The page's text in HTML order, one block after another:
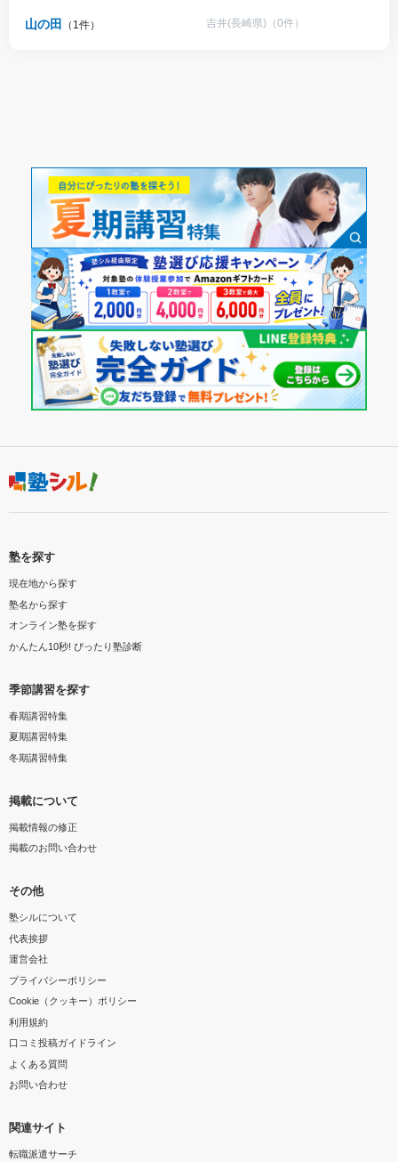
山の田 （1件） 吉井(長崎県)（0件）
塾を探す
現在地から探す
塾名から探す
オンライン塾を探す
かんたん10秒! ぴったり塾診断
季節講習を探す
春期講習特集
夏期講習特集
冬期講習特集
掲載について
掲載情報の修正
掲載のお問い合わせ
その他
塾シルについて
代表挨拶
運営会社
プライバシーポリシー
Cookie（クッキー）ポリシー
利用規約
口コミ投稿ガイドライン
よくある質問
お問い合わせ
関連サイト
転職派遣サーチ